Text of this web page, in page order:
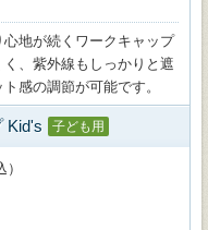
地が続くワークキャップ
、紫外線もしっかりと遮
感の調節が可能です。
Kid's 子ども用